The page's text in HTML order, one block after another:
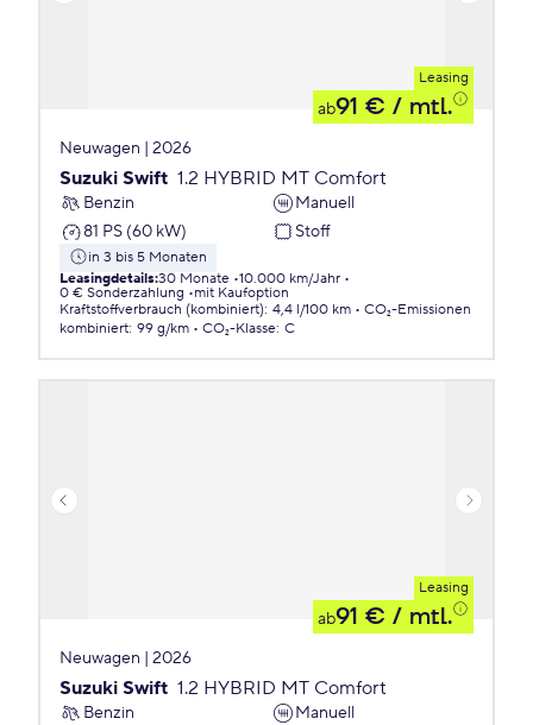
Leasing
ab91 € / mtl.
Neuwagen | 2026
Suzuki Swift 1.2 HYBRID MT Comfort
Benzin
Manuell
81 PS (60 kW)
Stoff
in 3 bis 5 Monaten
Leasingdetails:30 Monate 10.000 km/Jahr
0 € Sonderzahlung
mit Kaufoption
Kraftstoffverbrauch (kombiniert): 4,4 l/100 km
CO₂-Emissionen
kombiniert: 99 g/km CO₂-Klasse: C
Leasing
ab91 € / mtl.
Neuwagen | 2026
Suzuki Swift 1.2 HYBRID MT Comfort
Benzin
Manuell